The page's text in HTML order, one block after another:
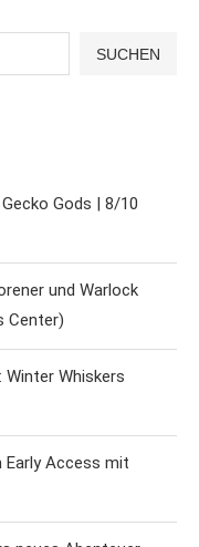
SUCHEN
Gods | 8/10
und Warlock
Center)
Winter Whiskers
Early Access mit